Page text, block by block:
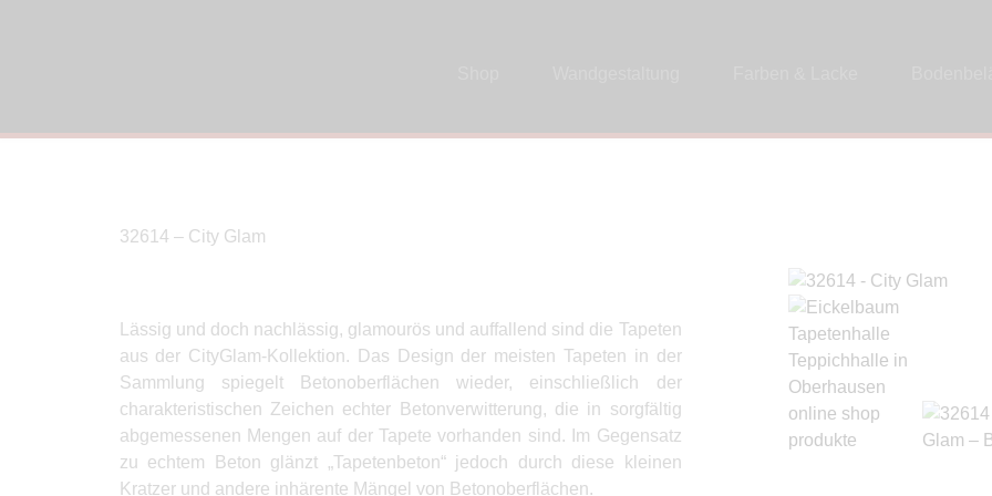
32614 – City Glam
Lässig und doch nachlässig, glamourös und auffallend sind die Tapeten
aus der CityGlam-Kollektion. Das Design der meisten Tapeten in der
Sammlung spiegelt Betonoberflächen wieder, einschließlich der
charakteristischen Zeichen echter Betonverwitterung, die in sorgfältig
abgemessenen Mengen auf der Tapete vorhanden sind. Im Gegensatz
zu echtem Beton glänzt „Tapetenbeton“ jedoch durch diese kleinen
Kratzer und andere inhärente Mängel von Betonoberflächen.